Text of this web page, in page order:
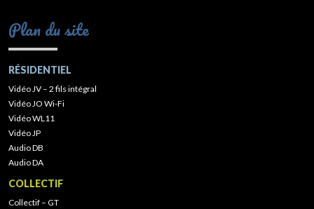
Plan du site
RÉSIDENTIEL
Vidéo JV – 2 fils intégral
Vidéo JO Wi-Fi
Vidéo WL11
Vidéo JP
Audio DB
Audio DA
COLLECTIF
Collectif – GT